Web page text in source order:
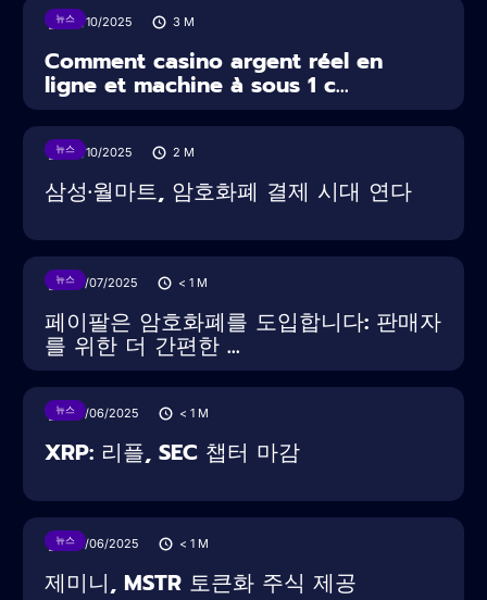
뉴스16/10/2025 3 M
Comment casino argent réel en
ligne et machine à sous 1 c...
뉴스16/10/2025 2 M
삼성·월마트, 암호화폐 결제 시대 연다
뉴스30/07/2025 < 1 M
페이팔은 암호화폐를 도입합니다: 판매자
를 위한 더 간편한 ...
뉴스28/06/2025 < 1 M
XRP: 리플, SEC 챕터 마감
뉴스28/06/2025 < 1 M
제미니, MSTR 토큰화 주식 제공